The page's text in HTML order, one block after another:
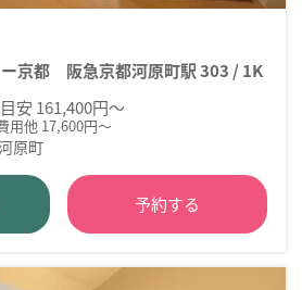
ー京都 阪急京都河原町駅 303 / 1K
安 161,400円～
用他 17,600円～
原町
予約する